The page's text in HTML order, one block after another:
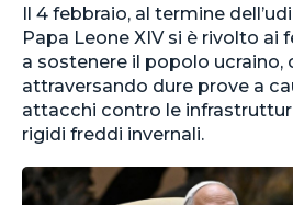
Il 4 febbraio, al termine
Papa Leone XIV si è rivolto ai
a sostenere il popolo ucraino,
attraversando dure prove a
attacchi contro le
rigidi freddi invernali.